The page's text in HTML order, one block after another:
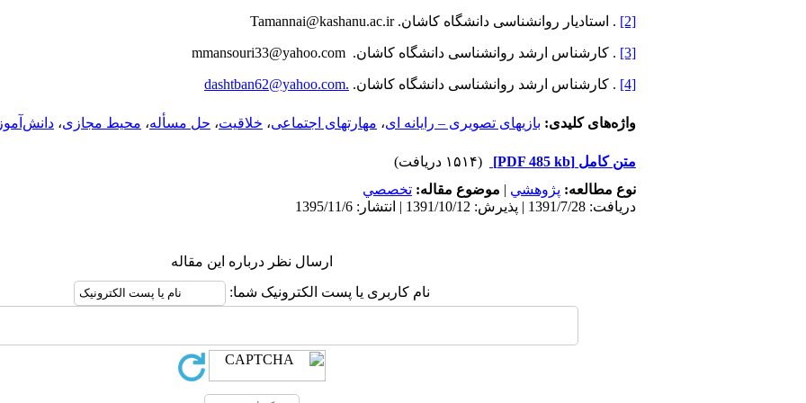
[2] . استادیار روانشناسی دانشگاه کاشان.Tamannai@kashanu.ac.ir
[3] . کارشناس ارشد روانشناسی دانشگاه کاشان. mmansouri33@yahoo.com
[4] . کارشناس ارشد روانشناسی دانشگاه کاشان. .
dashtban62@yahoo.com
واژه‌های کلیدی: بازی­های تصویری – رایانه ­ای، مهارت­های اجتماعی، خلاقیت، حل مسأله، محیط مجازی،
متن کامل [PDF 485 kb]
(۱۵۱۴ دریافت)
نوع مطالعه: پژوهشي | موضوع مقاله: تخصصي
دریافت: 1391/7/28 | پذیرش: 1391/10/12 | انتشار: 1395/11/6
ارسال نظر درباره این مقاله
نام کاربری یا پست الکترونیک شما: